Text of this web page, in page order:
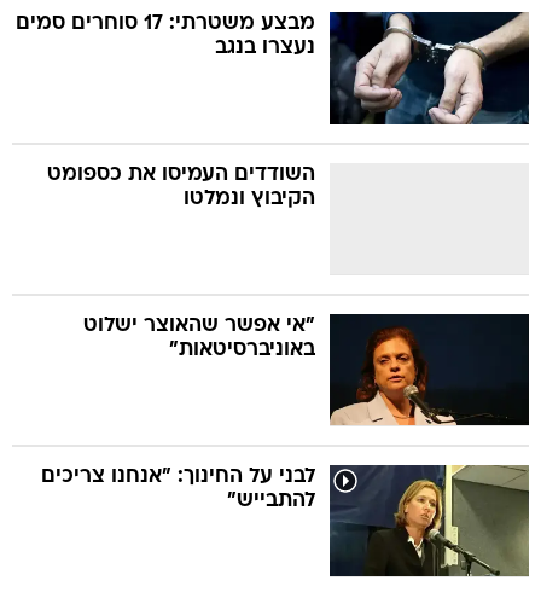
מבצע משטרתי: 17 סוחרים סמים
נעצרו בנגב
השודדים העמיסו את כספומט
הקיבוץ ונמלטו
"אי אפשר שהאוצר ישלוט
באוניברסיטאות"
לבני על החינוך: "אנחנו צריכים
להתבייש"